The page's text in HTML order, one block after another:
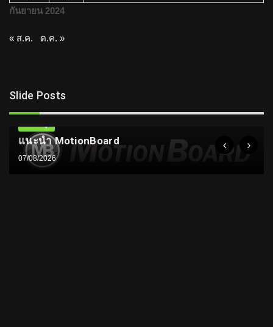
กันยายน 2024
« ส.ค. ต.ค. »
Slide Posts
แนะนำ MotionBoard
07/08/2026